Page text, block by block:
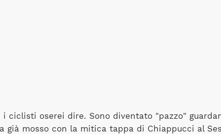
oserei dire. Sono diventato "pazzo"
già mosso con la mitica tappa di Chiappucci al